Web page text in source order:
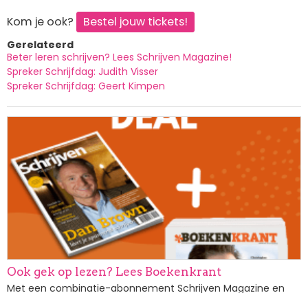
Kom je ook?
Bestel jouw tickets!
Gerelateerd
Beter leren schrijven? Lees Schrijven Magazine!
Spreker Schrijfdag: Judith Visser
Spreker Schrijfdag: Geert Kimpen
Ook gek op lezen? Lees Boekenkrant
Met een combinatie-abonnement Schrijven Magazine en